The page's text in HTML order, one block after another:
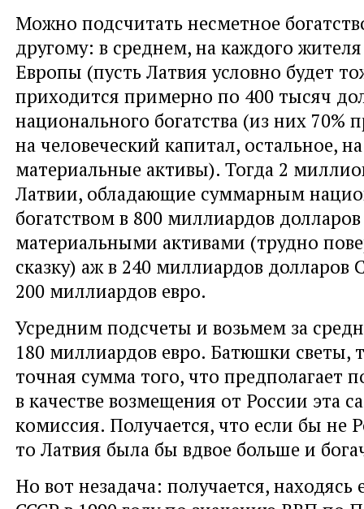
Можно подсчитать несметное
другому: в среднем, на каждого
Европы (пусть Латвия условно будет
приходится примерно по 400 тысяч
национального богатства (из них 70%
на человеческий капитал, остальное,
материальные активы). Тогда 2
Латвии, обладающие суммарным
богатством в 800 миллиардов
материальными активами (трудно
сказку) аж в 240 миллиардов
200 миллиардов евро.
Усредним подсчеты и возьмем за
180 миллиардов евро. Батюшки светы,
точная сумма того, что предполагает
в качестве возмещения от России эта
комиссия. Получается, что если бы не
то Латвия была бы вдвое больше и
Но вот незадача: получается, находясь